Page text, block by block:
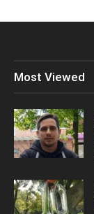
Most Viewed